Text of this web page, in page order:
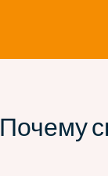
Почему